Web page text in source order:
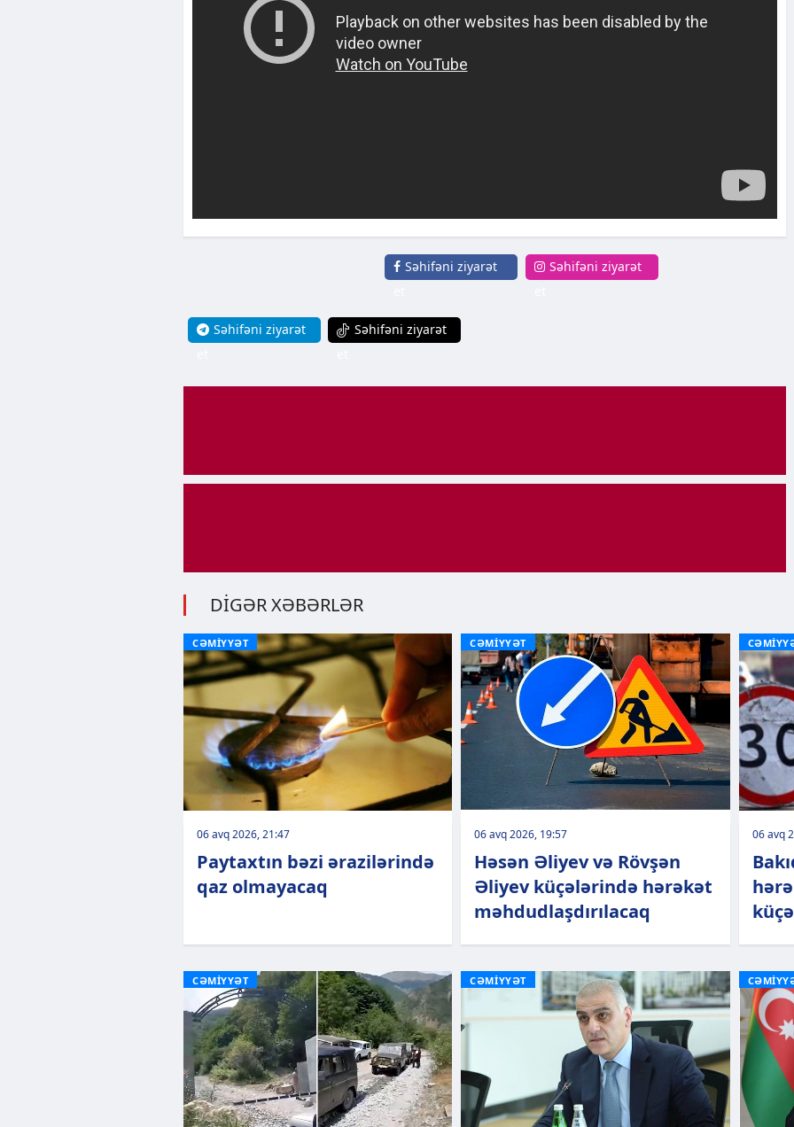
Səhifəni ziyarət
Səhifəni ziyarət
Səhifəni ziyarət
Səhifəni ziyarət
DİGƏR XƏBƏRLƏR
CƏMİYYƏT
06 avq 2026, 21:47
Paytaxtın bəzi ərazilərində
qaz olmayacaq
CƏMİYYƏT
06 avq 2026, 19:57
Həsən Əliyev və Rövşən
Əliyev küçələrində hərəkət
məhdudlaşdırılacaq
06 avq
CƏMİYYƏT CƏMİYYƏT